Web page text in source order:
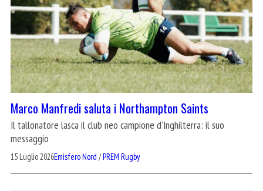
Marco Manfredi saluta i Northampton Saints
Il tallonatore lasca il club neo campione d'Inghilterra: il suo
messaggio
15 Luglio 2026Emisfero Nord /PREM Rugby